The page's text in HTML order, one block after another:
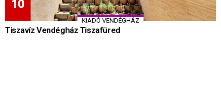
KIADÓ VENDÉGHÁZ
Tiszavíz Vendégház Tiszafüred